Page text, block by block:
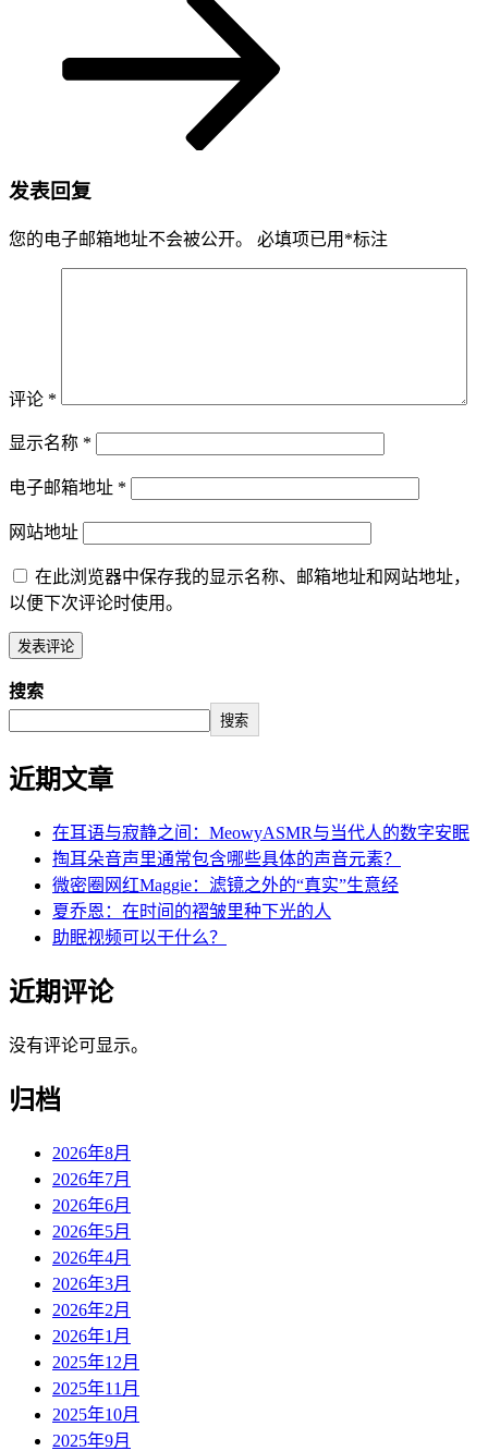
发表回复
您的电子邮箱地址不会被公开。 必填项已用 *标注
评论 *
显示名称 *
电子邮箱地址 *
网站地址
在此浏览器中保存我的显示名称、邮箱地址和网站地址，
以便下次评论时使用。
搜索
搜索
近期文章
在耳语与寂静之间：MeowyASMR与当代人的数字安眠
掏耳朵音声里通常包含哪些具体的声音元素？
微密圈网红Maggie：滤镜之外的“真实”生意经
夏乔恩：在时间的褶皱里种下光的人
助眠视频可以干什么？
近期评论
没有评论可显示。
归档
2026年8月
2026年7月
2026年6月
2026年5月
2026年4月
2026年3月
2026年2月
2026年1月
2025年12月
2025年11月
2025年10月
2025年9月